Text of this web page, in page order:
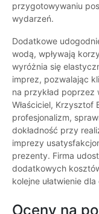
przygotowywaniu
wydarzeń.
Dodatkowe
wodą, wpływają
wyróżnia się
imprez, pozwalając
na przykład poprzez
Właściciel, Krzysztof
profesjonalizm,
dokładność przy
imprezy
prezenty. Firma
dodatkowych
kolejne ułatwienie dla
Oceny na